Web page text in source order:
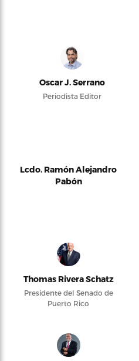
Oscar J. Serrano
Periodista Editor
Lcdo. Ramón Alejandro
Pabón
Thomas Rivera Schatz
Presidente del Senado de
Puerto Rico